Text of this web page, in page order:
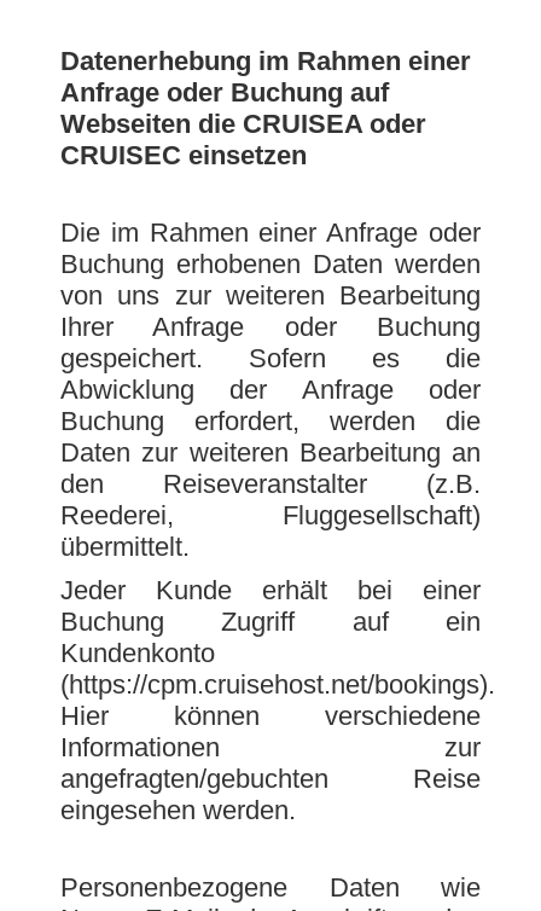
Datenerhebung im Rahmen einer
Anfrage oder Buchung auf
Webseiten die CRUISEA oder
CRUISEC einsetzen
Die im Rahmen einer Anfrage oder
Buchung erhobenen Daten werden
von uns zur weiteren Bearbeitung
Ihrer Anfrage oder Buchung
gespeichert. Sofern es die
Abwicklung der Anfrage oder
Buchung erfordert, werden die
Daten zur weiteren Bearbeitung an
den Reiseveranstalter (z.B.
Reederei, Fluggesellschaft)
übermittelt.
Jeder Kunde erhält bei einer
Buchung Zugriff auf ein
Kundenkonto
(https://cpm.cruisehost.net/bookings).
Hier können verschiedene
Informationen zur
angefragten/gebuchten Reise
eingesehen werden.
Personenbezogene Daten wie